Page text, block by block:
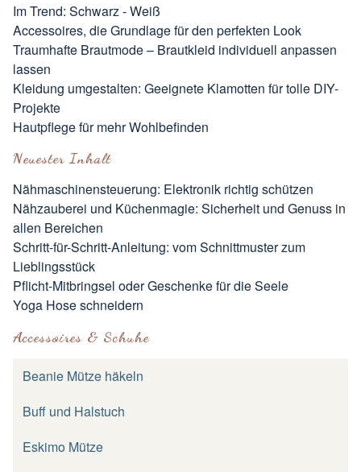
Im Trend: Schwarz - Weiß
Accessoires, die Grundlage für den perfekten Look
Traumhafte Brautmode – Brautkleid individuell anpassen
lassen
Kleidung umgestalten: Geeignete Klamotten für tolle DIY-
Projekte
Hautpflege für mehr Wohlbefinden
Neuester Inhalt
Nähmaschinensteuerung: Elektronik richtig schützen
Nähzauberei und Küchenmagie: Sicherheit und Genuss in
allen Bereichen
Schritt-für-Schritt-Anleitung: vom Schnittmuster zum
Lieblingsstück
Pflicht-Mitbringsel oder Geschenke für die Seele
Yoga Hose schneidern
Accessoires & Schuhe
Beanie Mütze häkeln
Buff und Halstuch
Eskimo Mütze